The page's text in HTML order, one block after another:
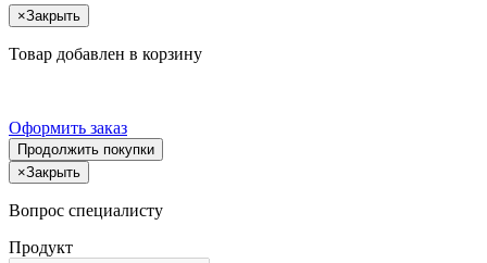
×Закрыть
Товар добавлен в корзину
Оформить заказ
Продолжить покупки
×Закрыть
Вопрос специалисту
Продукт